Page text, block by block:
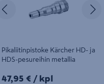
Pikaliitinpistoke Kärcher HD- ja
HDS-pesureihin metallia
47,95€/kpl
47,95 € / kpl